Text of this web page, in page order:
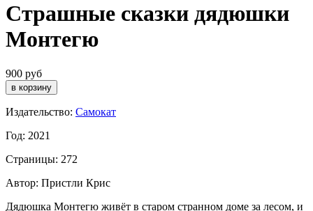
Страшные сказки дядюшки
Монтегю
900 руб
Издательство: Самокат
Год: 2021
Страницы: 272
Автор: Пристли Крис
Дядюшка Монтегю живёт в старом странном доме за лесом, и